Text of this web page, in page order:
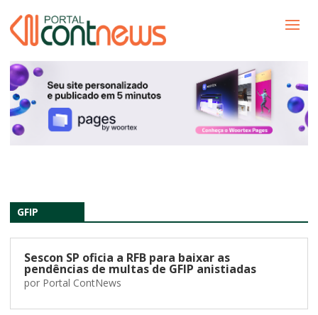
GFIP
Sescon SP oficia a RFB para baixar as
pendências de multas de GFIP anistiadas
por Portal ContNews